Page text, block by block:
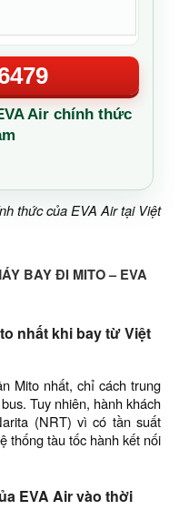
Air chính thức
thức của EVA Air tại Việt
BAY ĐI MITO – EVA
nhất khi bay từ Việt
Mito nhất, chỉ cách trung
Tuy nhiên, hành khách
(NRT) vì có tần suất
thống tàu tốc hành kết nối
EVA Air vào thời